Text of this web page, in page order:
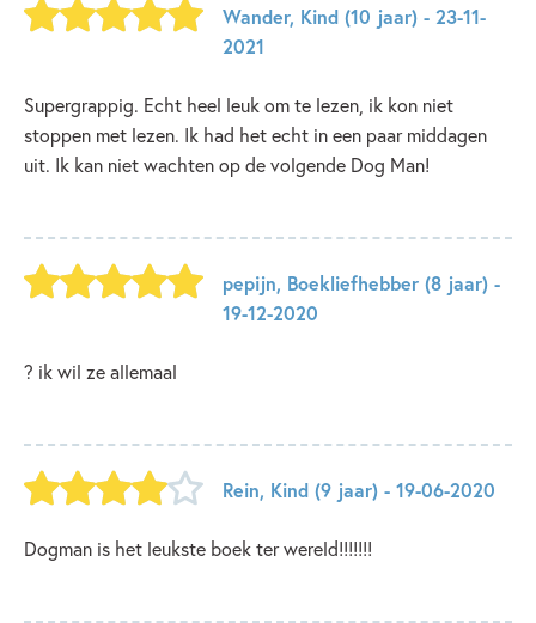
Wander, Kind (10 jaar) - 23-11-
2021
Supergrappig. Echt heel leuk om te lezen, ik kon niet
stoppen met lezen. Ik had het echt in een paar middagen
uit. Ik kan niet wachten op de volgende Dog Man!
pepijn, Boekliefhebber (8 jaar) -
19-12-2020
? ik wil ze allemaal
Rein, Kind (9 jaar) - 19-06-2020
Dogman is het leukste boek ter wereld!!!!!!!